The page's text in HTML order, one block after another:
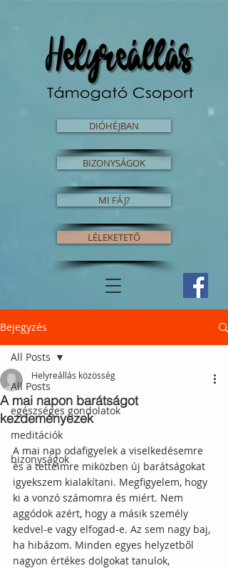
DIÓHÉJBAN
BIZONYSÁGOK
MI FÁJ?
LÉLEKETETŐ
Bejegyzés
All Posts
egészséges gondolatok
meditációk
bizonyságok
All Posts
A mai napon barátságot
kezdeményezek
Helyreállás közösség
A mai nap odafigyelek a viselkedésemre
és a tetteimre miközben új barátságokat
igyekszem kialakítani. Megfigyelem, hogy
ki a vonzó számomra és miért. Nem
aggódok azért, hogy a másik személy
kedvel-e vagy elfogad-e. Az sem nagy baj,
ha hibázom. Minden egyes helyzetből
nagyon értékes dolgokat tanulok,